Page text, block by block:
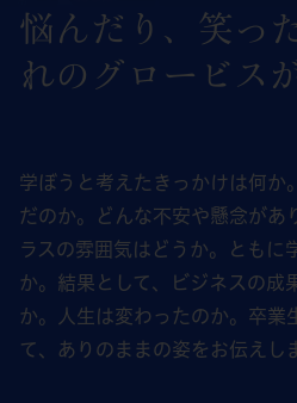
悩んだり、笑っ
れのグロービス
学ぼうと考えたきっかけは何か
だのか。どんな不安や懸念があ
ラスの雰囲気はどうか。ともに
か。結果として、ビジネスの成
か。人生は変わったのか。卒業
て、ありのままの姿をお伝えし